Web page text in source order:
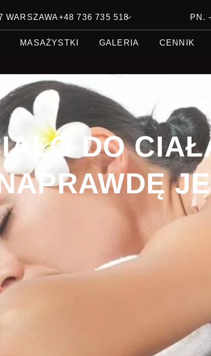
WARSZAWA+48 736 735 518 PN.
MASAŻYSTKI GALERIA CENNIK
DO